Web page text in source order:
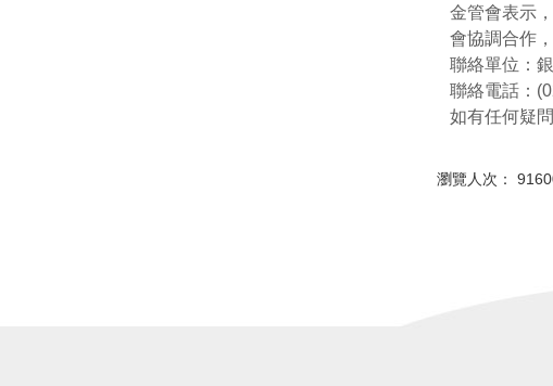
金管會表示
會協調合作
聯絡單位：
聯絡電話：
如有任何疑
瀏覽人次：